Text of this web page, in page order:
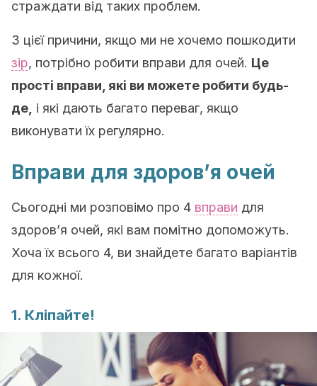
страждати від таких проблем.
З цієї причини, якщо ми не хочемо пошкодити
зір, потрібно робити вправи для очей. Це
прості вправи, які ви можете робити будь-
де, і які дають багато переваг, якщо
виконувати їх регулярно.
Вправи для здоров’я очей
Сьогодні ми розповімо про 4 вправи для
здоров’я очей, які вам помітно допоможуть.
Хоча їх всього 4, ви знайдете багато варіантів
для кожної.
1. Кліпайте!